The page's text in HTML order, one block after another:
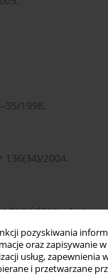
pozyskiwania
oraz zapisywanie
usług,
i przetwarzane
1998.
2004.
„Aus